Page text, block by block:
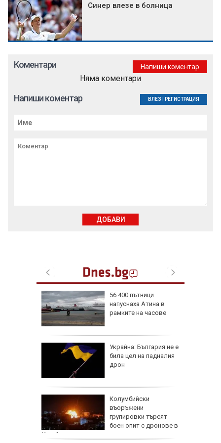
Синер влезе в болница
56 400 пътници
напуснаха Атина в
рамките на часове
Украйна: България не е
била цел на падналия
дрон
Колумбийски
въоръжени
групировки търсят
боен опит с дронове в
Украйна
Коментари Напиши коментар
Няма коментари
Напиши коментар ВЛЕЗ РЕГИСТРАЦИЯ
ДОБАВИ